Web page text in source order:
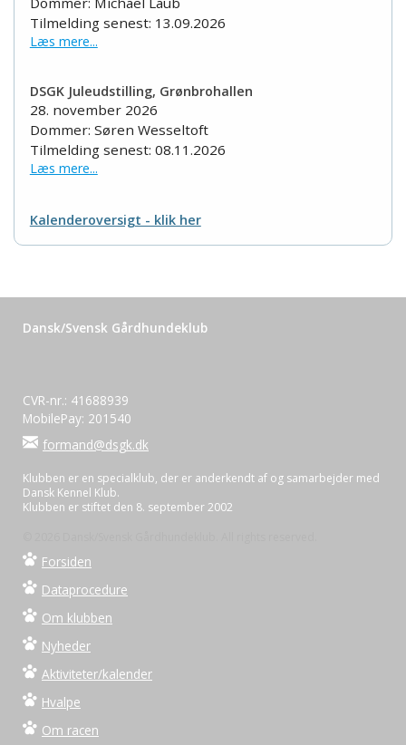
Tilmelding senest: 13.09.2026
Læs mere...
DSGK Juleudstilling, Grønbrohallen
28. november 2026
Dommer: Søren Wesseltoft
Tilmelding senest: 08.11.2026
Læs mere...
Kalenderoversigt - klik her
Dansk/Svensk Gårdhundeklub
CVR-nr.: 41688939
MobilePay: 201540
formand@dsgk.dk
Klubben er en specialklub, der er anderkendt af og samarbejder med
Dansk Kennel Klub.
Klubben er stiftet den 8. september 2002
Forsiden
Dataprocedure
Om klubben
Nyheder
Aktiviteter/kalender
Hvalpe
Om racen